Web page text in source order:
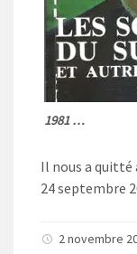
1981 …
Il nous a quitté
24 septembre
2 novembre